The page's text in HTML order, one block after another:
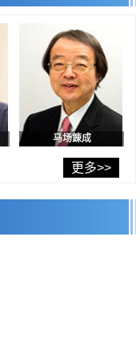
中的糖链变化
作为电池电极材料
边界锁定状态存在区域差
情况和需求分配99.3亿日
化的蛋白质“MYL9/12”，
于量子计算机
学的力量实现个体化最佳
安宁
马场錬成
更多>>